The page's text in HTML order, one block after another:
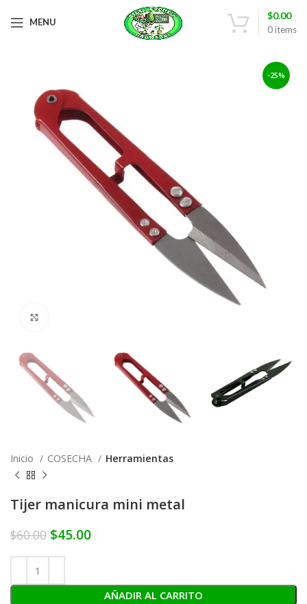
MENU
0items
$0.00
-25%
Inicio COSECHA Herramientas
Tijer manicura mini metal
$60.00 $45.00
AÑADIR AL CARRITO